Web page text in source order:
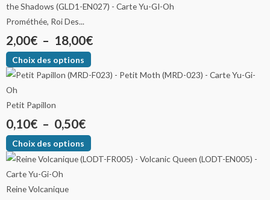
Prométhée, Roi Des...
2,00€ – 18,00€
Choix des options
Petit Papillon
0,10€ – 0,50€
Choix des options
Reine Volcanique